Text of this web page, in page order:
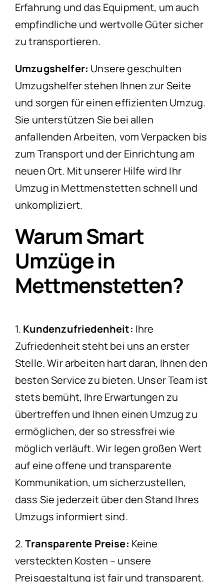
Erfahrung und das Equipment, um auch
empfindliche und wertvolle Güter sicher
zu transportieren.
Umzugshelfer: Unsere geschulten
Umzugshelfer stehen Ihnen zur Seite
und sorgen für einen effizienten Umzug.
Sie unterstützen Sie bei allen
anfallenden Arbeiten, vom Verpacken bis
zum Transport und der Einrichtung am
neuen Ort. Mit unserer Hilfe wird Ihr
Umzug in Mettmenstetten schnell und
unkompliziert.
Warum Smart
Umzüge in
Mettmenstetten?
1. Kundenzufriedenheit: Ihre
Zufriedenheit steht bei uns an erster
Stelle. Wir arbeiten hart daran, Ihnen den
besten Service zu bieten. Unser Team ist
stets bemüht, Ihre Erwartungen zu
übertreffen und Ihnen einen Umzug zu
ermöglichen, der so stressfrei wie
möglich verläuft. Wir legen großen Wert
auf eine offene und transparente
Kommunikation, um sicherzustellen,
dass Sie jederzeit über den Stand Ihres
Umzugs informiert sind.
2.Transparente Preise: Keine
versteckten Kosten – unsere
Preisgestaltung ist fair und transparent.